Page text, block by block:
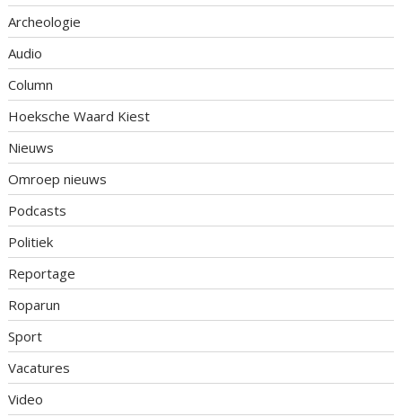
Archeologie
Audio
Column
Hoeksche Waard Kiest
Nieuws
Omroep nieuws
Podcasts
Politiek
Reportage
Roparun
Sport
Vacatures
Video